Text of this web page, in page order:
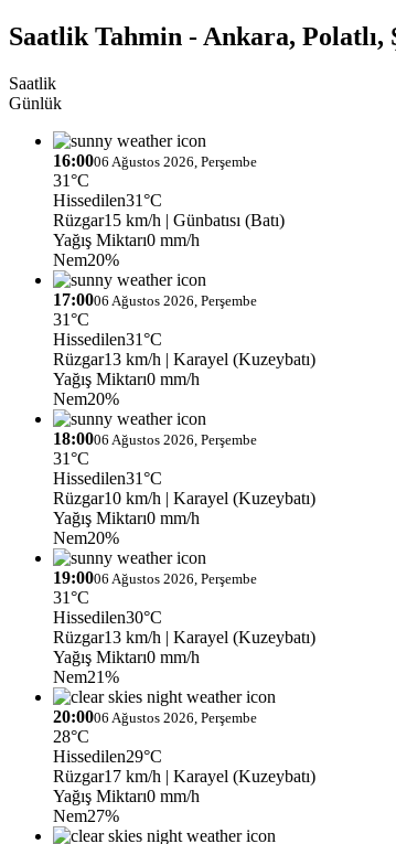
Saatlik Tahmin - Ankara, Polatlı,
Saatlik
Günlük
16:0006 Ağustos 2026, Perşembe
31°C
Hissedilen31°C
Rüzgar15 km/h | Günbatısı (Batı)
Yağış Miktarı0 mm/h
Nem20%
17:0006 Ağustos 2026, Perşembe
31°C
Hissedilen31°C
Rüzgar13 km/h | Karayel (Kuzeybatı)
Yağış Miktarı0 mm/h
Nem20%
18:0006 Ağustos 2026, Perşembe
31°C
Hissedilen31°C
Rüzgar10 km/h | Karayel (Kuzeybatı)
Yağış Miktarı0 mm/h
Nem20%
19:0006 Ağustos 2026, Perşembe
31°C
Hissedilen30°C
Rüzgar13 km/h | Karayel (Kuzeybatı)
Yağış Miktarı0 mm/h
Nem21%
20:0006 Ağustos 2026, Perşembe
28°C
Hissedilen29°C
Rüzgar17 km/h | Karayel (Kuzeybatı)
Yağış Miktarı0 mm/h
Nem27%